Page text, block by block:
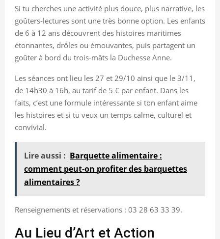
Si tu cherches une activité plus douce, plus narrative, les
goûters-lectures sont une très bonne option. Les enfants
de 6 à 12 ans découvrent des histoires maritimes
étonnantes, drôles ou émouvantes, puis partagent un
goûter à bord du trois-mâts la Duchesse Anne.
Les séances ont lieu les 27 et 29/10 ainsi que le 3/11,
de 14h30 à 16h, au tarif de 5 € par enfant. Dans les
faits, c’est une formule intéressante si ton enfant aime
les histoires et si tu veux un temps calme, culturel et
convivial.
Lire aussi : Barquette alimentaire :
comment peut-on profiter des barquettes
alimentaires ?
Renseignements et réservations : 03 28 63 33 39.
Au Lieu d’Art et Action